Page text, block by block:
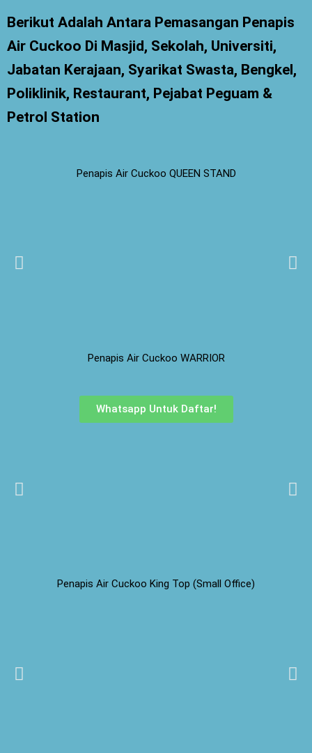
Berikut Adalah Antara Pemasangan Penapis
Air Cuckoo Di Masjid, Sekolah, Universiti,
Jabatan Kerajaan, Syarikat Swasta, Bengkel,
Poliklinik, Restaurant, Pejabat Peguam &
Petrol Station
Penapis Air Cuckoo QUEEN STAND
Penapis Air Cuckoo WARRIOR
Whatsapp Untuk Daftar!
Penapis Air Cuckoo King Top (Small Office)